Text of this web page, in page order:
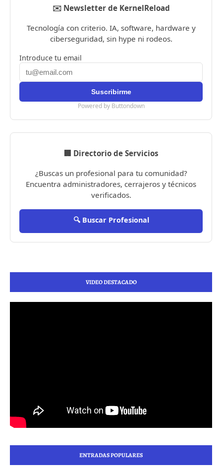
✉️ Newsletter de KernelReload
Tecnología con criterio. IA, software, hardware y
ciberseguridad, sin hype ni rodeos.
Introduce tu email
Powered by Buttondown
🏢 Directorio de Servicios
¿Buscas un profesional para tu comunidad?
Encuentra administradores, cerrajeros y técnicos
verificados.
🔍 Buscar Profesional
VIDEO DESTACADO
ENTRADAS POPULARES